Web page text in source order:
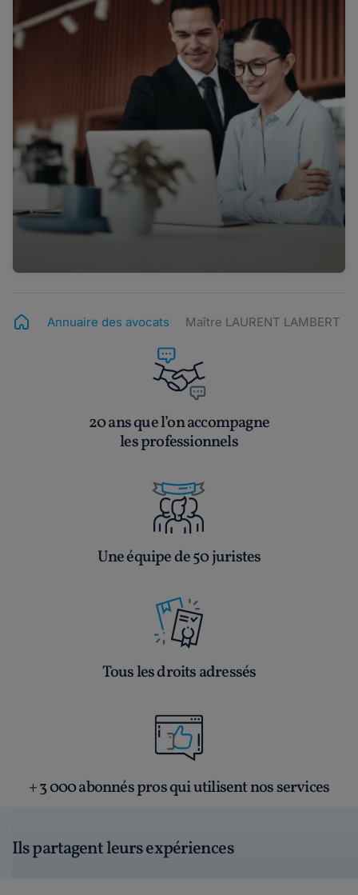
Annuaire des avocats Maître LAURENT LAMBERT
20 ans que l’on accompagne
les professionnels
Une équipe de 50 juristes
Tous les droits adressés
+ 3 000 abonnés pros qui utilisent nos services
Ils partagent leurs expériences